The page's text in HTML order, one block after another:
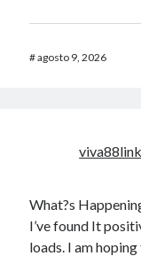
#agosto 9, 2026
viva88link
What?s
I’ve found It
loads. I am